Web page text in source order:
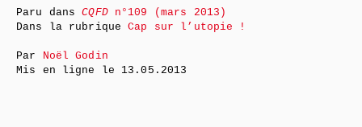
Paru dansCQFDn°109 (mars 2013)
Dans la rubriqueCap sur l’utopie !
Par Noël Godin
Mis en ligne le 13.05.2013